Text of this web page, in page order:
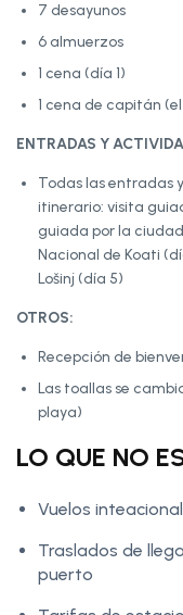
7 desayunos
6 almuerzos
1 cena (día 1)
1 cena de capitán
ENTRADAS Y
Todas las entradas
itinerario: visita
guiada por la
Nacional de Koati
Lošinj (día 5)
OTROS:
Recepción de
Las toallas se
playa)
LO QUE NO
Vuelos
Traslados de
puerto